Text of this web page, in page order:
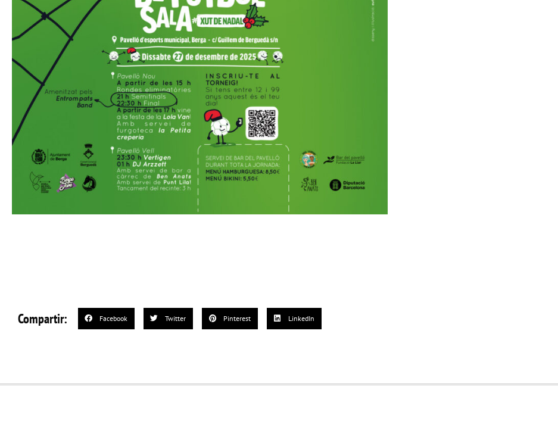
Compartir: Facebook Twitter Pinterest LinkedIn